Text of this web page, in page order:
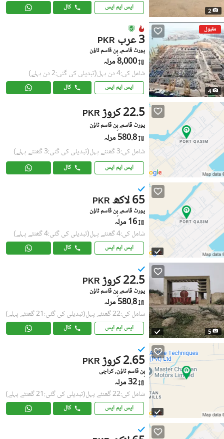
2 ایس ایم ایس کال
مقبول
4
PKR 3 عرب
پورٹ قاسم, بِن قاسم ٹاؤن
8,000 مرلہ
شامل کی:4 دن پہل (تبدیلی کی گئی:2 دن پہلے)
ایس ایم ایس کال
PKR 22.5 کروڑ
پورٹ قاسم, بِن قاسم ٹاؤن
580.8 مرلہ
شامل کی:3 گھنٹے پہل (تبدیلی کی گئی:3 گھنٹے پہلے)
ایس ایم ایس کال
PKR 65 لاکھ
پورٹ قاسم, بِن قاسم ٹاؤن
16 مرلہ
شامل کی:4 گھنٹے پہل (تبدیلی کی گئی:4 گھنٹے پہلے)
ایس ایم ایس کال
5
PKR 22.5 کروڑ
پورٹ قاسم, بِن قاسم ٹاؤن
580.8 مرلہ
شامل کی:22 گھنٹے پہل (تبدیلی کی گئی:21 گھنٹے پہلے)
ایس ایم ایس کال
PKR 2.65 کروڑ
بِن قاسم ٹاؤن, کراچی
32 مرلہ
شامل کی:22 گھنٹے پہل (تبدیلی کی گئی:21 گھنٹے پہلے)
ایس ایم ایس کال